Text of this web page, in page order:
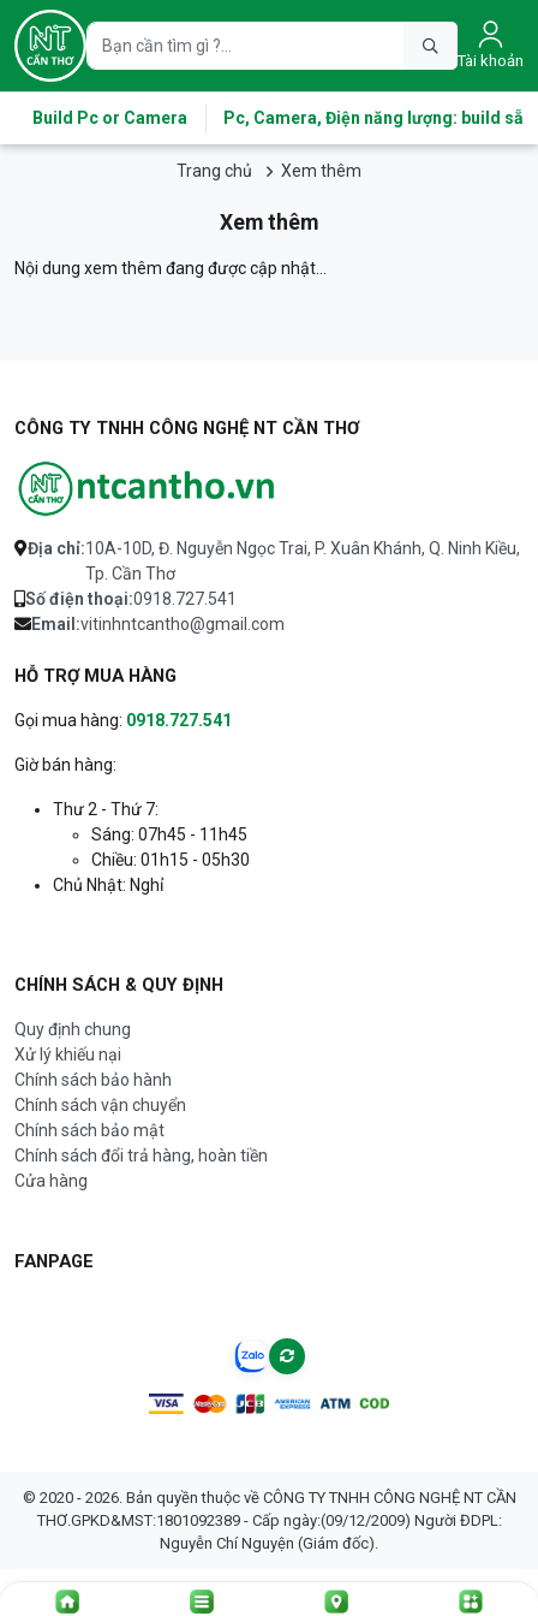
Tài khoản
Build Pc or Camera Pc, Camera, Điện năng lượng: build sẵn
Trang chủ Xem thêm
Xem thêm
Nội dung xem thêm đang được cập nhật...
CÔNG TY TNHH CÔNG NGHỆ NT CẦN THƠ
Địa chỉ:10A-10D, Đ. Nguyễn Ngọc Trai, P. Xuân Khánh, Q. Ninh Kiều,
Tp. Cần Thơ
Số điện thoại:0918.727.541
Email:vitinhntcantho@gmail.com
HỖ TRỢ MUA HÀNG
Gọi mua hàng: 0918.727.541
Giờ bán hàng:
Thư 2 - Thứ 7:
Sáng: 07h45 - 11h45
Chiều: 01h15 - 05h30
Chủ Nhật: Nghỉ
CHÍNH SÁCH & QUY ĐỊNH
Quy định chung
Xử lý khiếu nại
Chính sách bảo hành
Chính sách vận chuyển
Chính sách bảo mật
Chính sách đổi trả hàng, hoàn tiền
Cửa hàng
FANPAGE
© 2020 - 2026. Bản quyền thuộc về CÔNG TY TNHH CÔNG NGHỆ NT CẦN
THƠ.GPKD&MST:1801092389 - Cấp ngày:(09/12/2009) Người ĐDPL:
Nguyễn Chí Nguyện (Giám đốc).